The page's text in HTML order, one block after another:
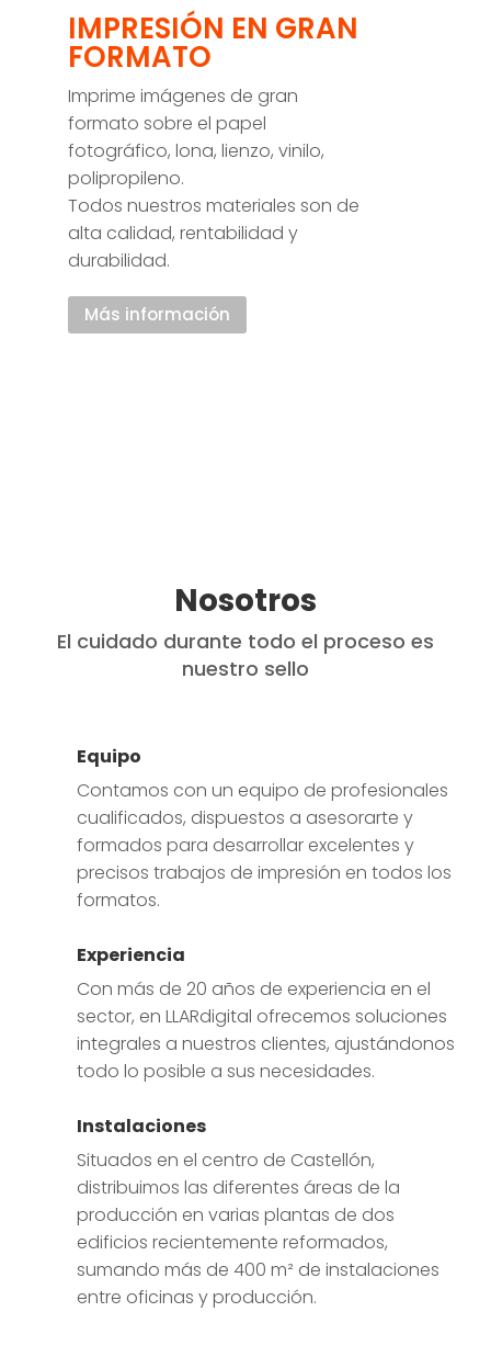
IMPRESIÓN EN GRAN
FORMATO
Imprime imágenes de gran
formato sobre el papel
fotográfico, lona, lienzo, vinilo,
polipropileno.
Todos nuestros materiales son de
alta calidad, rentabilidad y
durabilidad.
Más información
Nosotros
El cuidado durante todo el proceso es
nuestro sello
Equipo
Contamos con un equipo de profesionales
cualificados, dispuestos a asesorarte y
formados para desarrollar excelentes y
precisos trabajos de impresión en todos los
formatos.
Experiencia
Con más de 20 años de experiencia en el
sector, en LLARdigital ofrecemos soluciones
integrales a nuestros clientes, ajustándonos
todo lo posible a sus necesidades.
Instalaciones
Situados en el centro de Castellón,
distribuimos las diferentes áreas de la
producción en varias plantas de dos
edificios recientemente reformados,
sumando más de 400 m² de instalaciones
entre oficinas y producción.